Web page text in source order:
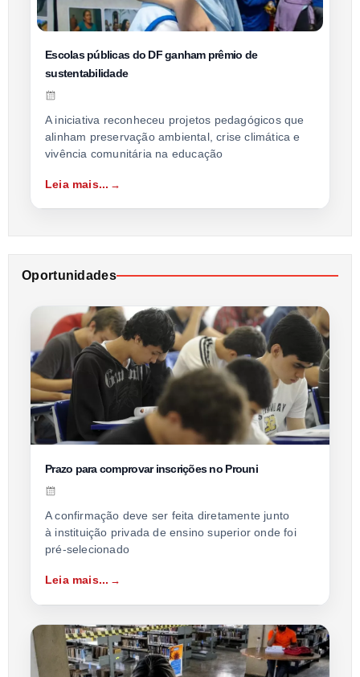
Escolas públicas do DF ganham prêmio de
sustentabilidade
A iniciativa reconheceu projetos pedagógicos que
alinham preservação ambiental, crise climática e
vivência comunitária na educação
Leia mais...
Oportunidades
Prazo para comprovar inscrições no Prouni
A confirmação deve ser feita diretamente junto
à instituição privada de ensino superior onde foi
pré-selecionado
Leia mais...